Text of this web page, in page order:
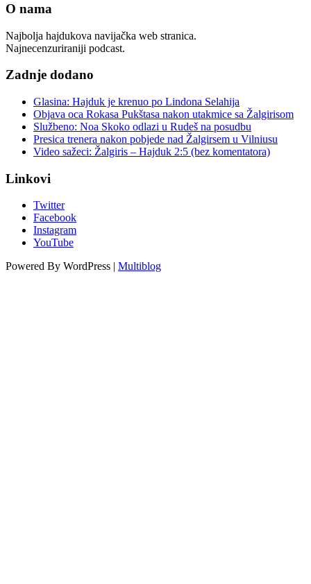
O nama
Najbolja hajdukova navijačka web stranica.
Najnecenzuriraniji podcast.
Zadnje dodano
Glasina: Hajduk je krenuo po Lindona Selahija
Objava oca Rokasa Pukštasa nakon utakmice sa Žalgirisom
Službeno: Noa Skoko odlazi u Rudeš na posudbu
Presica trenera nakon pobjede nad Žalgirsem u Vilniusu
Video sažeci: Žalgiris – Hajduk 2:5 (bez komentatora)
Linkovi
Twitter
Facebook
Instagram
YouTube
Powered By WordPress | Multiblog